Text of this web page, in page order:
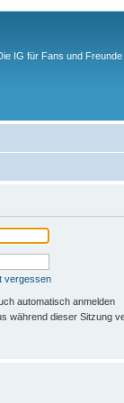
IG für Fans und
vergessen
automatisch anmelden
während dieser Sitzung